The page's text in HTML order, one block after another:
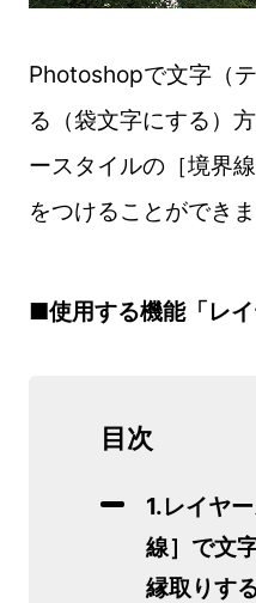
Photoshopで文字（
る（袋文字にする）
ースタイルの［境界
をつけることができま
■使用する機能「レイ
目次
1.レイヤ
線］で文
縁取りす